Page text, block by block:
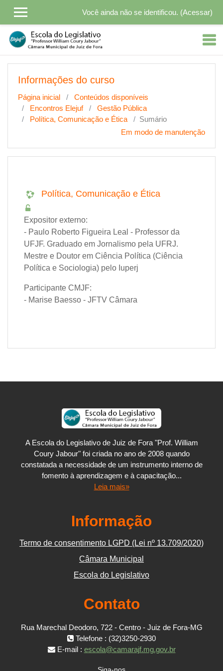
Você ainda não se identificou. (Acessar)
Informações do curso
Página inicial
Conteúdos disponíveis
Encontros Elejuf
Gestão Pública
Política, Comunicação e Ética
Sumário
Em modo de manutenção
Política, Comunicação e Ética
Expositor externo:
- Paulo Roberto Figueira Leal - Professor da
UFJF. Graduado em Jornalismo pela UFRJ.
Mestre e Doutor em Ciência Política (Ciência
Política e Sociologia) pelo Iuperj
Participante CMJF:
- Marise Baesso - JFTV Câmara
A Escola do Legislativo de Juiz de Fora "Prof. William
Coury Jabour" foi criada no ano de 2008 quando
constatada a necessidade de um instrumento interno de
fomento à aprendizagem e à capacitação...
Leia mais»
Informação
Termo de consentimento LGPD (Lei nº 13.709/2020)
Câmara Municipal
Escola do Legislativo
Contato
Rua Marechal Deodoro, 722 - Centro - Juiz de Fora-MG
Telefone : (32)3250-2930
E-mail : escola@camarajf.mg.gov.br